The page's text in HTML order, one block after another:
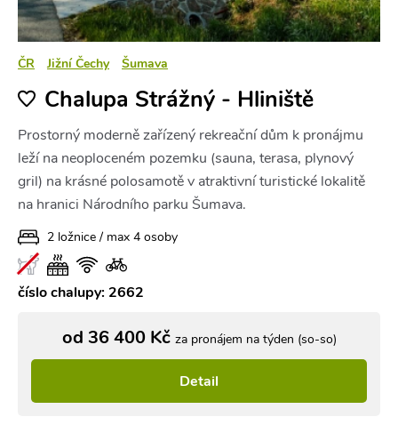
ČR Jižní Čechy Šumava
Chalupa Strážný - Hliniště
Prostorný moderně zařízený rekreační dům k pronájmu
leží na neoploceném pozemku (sauna, terasa, plynový
gril) na krásné polosamotě v atraktivní turistické lokalitě
na hranici Národního parku Šumava.
2 ložnice / max 4 osoby
číslo chalupy: 2662
od 36 400 Kč za pronájem na týden (so-so)
Detail